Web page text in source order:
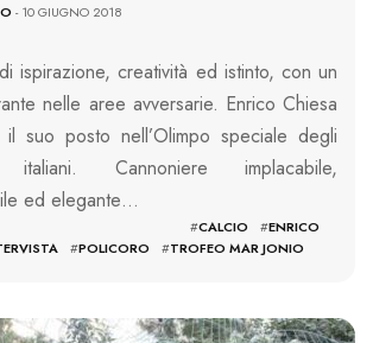
- 10 GIUGNO 2018
ispirazione, creatività ed istinto, con un
nelle aree avversarie. Enrico Chiesa
il suo posto nell’Olimpo speciale degli
italiani. Cannoniere implacabile,
ed elegante…
#CALCIO #ENRICO
#POLICORO #TROFEO MAR JONIO